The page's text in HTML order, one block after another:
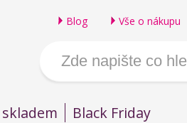
Blog Vše o nákupu
Black Friday